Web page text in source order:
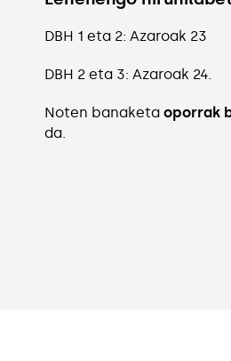
DBH 1 eta 2: Azaroak 23
DBH 2 eta 3: Azaroak 24.
Noten banaketa oporrak
da.